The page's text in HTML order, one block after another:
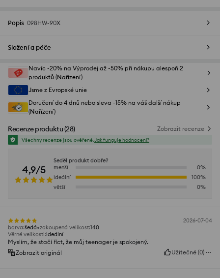
Popis 098HW-90X
Složení a péče
Navíc -20% na Výprodej až -50% při nákupu alespoň 2
produktů (Nařízení)
Jsme z Evropské unie
Doručení do 4 dnů nebo sleva -15% na váš další nákup
(Nařízení)
Recenze produktu(28) Zobrazit recenze
Všechny recenze jsou ověřené.Jak funguje hodnocení?
4,9/5
Seděl produkt dobře?
menší
0%
ideální
100%
větší
0%
2026-07-04
barva:šedá zakoupená velikost:140
Věrné velikosti:ideální
Myslím, že stačí říct, že můj teenager je spokojený.
Zobrazit originál
Užitečné (0)